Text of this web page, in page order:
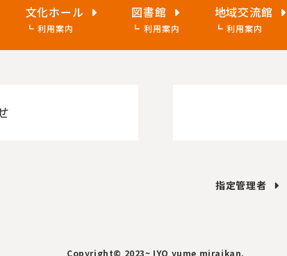
文化ホール
利用案内
図書館
利用案内
地域交流館
利用案内
指定管理者
Copyright© 2023~ IYO yume miraikan.